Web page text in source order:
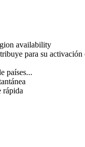
availability
para su activación
países...
rápida